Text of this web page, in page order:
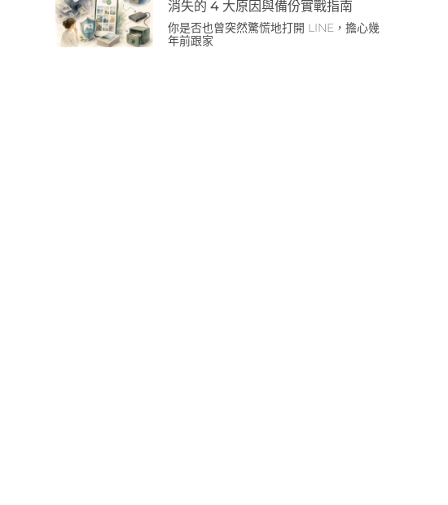
消失的 4 大原因與備份實戰指南
你是否也曾突然驚慌地打開 LINE，擔心幾
年前跟家